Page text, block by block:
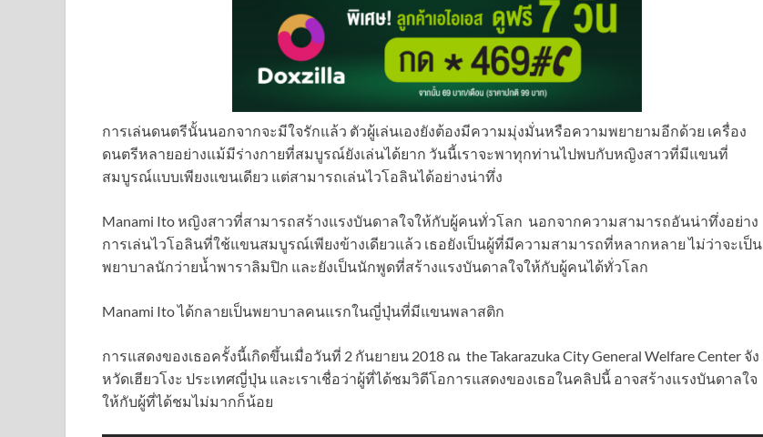
การเล่นดนตรีนั้นนอกจากจะมีใจรักแล้ว ตัวผู้เล่นเองยังต้องมีความมุ่งมั่นหรือความพยายามอีกด้วย เครื่อง
ดนตรีหลายอย่างแม้มีร่างกายที่สมบูรณ์ยังเล่นได้ยาก วันนี้เราจะพาทุกท่านไปพบกับหญิงสาวที่มีแขนที่
สมบูรณ์แบบเพียงแขนเดียว แต่สามารถเล่นไวโอลินได้อย่างน่าทึ่ง
Manami Ito หญิงสาวที่สามารถสร้างแรงบันดาลใจให้กับผู้คนทั่วโลก นอกจากความสามารถอันน่าทึ่งอย่าง
การเล่นไวโอลินที่ใช้แขนสมบูรณ์เพียงข้างเดียวแล้ว เธอยังเป็นผู้ที่มีความสามารถที่หลากหลาย ไม่ว่าจะเป็น
พยาบาลนักว่ายน้ำพาราลิมปิก และยังเป็นนักพูดที่สร้างแรงบันดาลใจให้กับผู้คนได้ทั่วโลก
Manami Ito ได้กลายเป็นพยาบาลคนแรกในญี่ปุ่นที่มีแขนพลาสติก
การแสดงของเธอครั้งนี้เกิดขึ้นเมื่อวันที่ 2 กันยายน 2018 ณ the Takarazuka City General Welfare Center จัง
หวัดเฮียวโงะ ประเทศญี่ปุ่น และเราเชื่อว่าผู้ที่ได้ชมวิดีโอการแสดงของเธอในคลิปนี้ อาจสร้างแรงบันดาลใจ
ให้กับผู้ที่ได้ชมไม่มากก็น้อย